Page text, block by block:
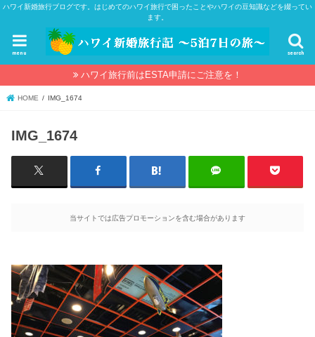
ハワイ新婚旅行ブログです。はじめてのハワイ旅行で困ったことやハワイの豆知識などを綴ってい
ます。
search
menu
ハワイ旅行前はESTA申請にご注意を！
HOME IMG_1674
IMG_1674
当サイトでは広告プロモーションを含む場合があります